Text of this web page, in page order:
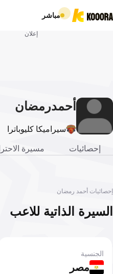
مباشر
إعلان
أحمدرمضان
سيراميكا كليوباترا
إحصائيات مسيرة
إحصائيات أحمد رمضان
السيرة الذاتية للاعب
مصر
الجنسية